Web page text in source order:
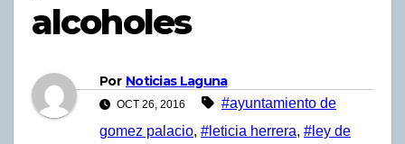
alcoholes
Por Noticias Laguna
OCT 26, 2016
#ayuntamiento de
gomez palacio, #leticia herrera, #ley de